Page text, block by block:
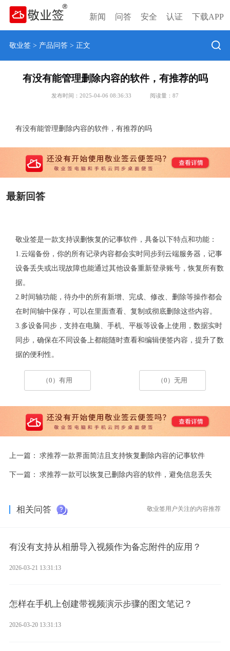
新闻 问答 安全 认证 下载APP
敬业签> 产品问答> 正文
有没有能管理删除内容的软件，有推荐的吗
发布时间：2025-04-06 08:36:33 阅读量： 87
有没有能管理删除内容的软件，有推荐的吗
最新回答
敬业签是一款支持误删恢复的记事软件，具备以下特点和功能：
1.云端备份，你的所有记录内容都会实时同步到云端服务器，记事
设备丢失或出现故障也能通过其他设备重新登录账号，恢复所有数
据。
2.时间轴功能，待办中的所有新增、完成、修改、删除等操作都会
在时间轴中保存，可以在里面查看、复制或彻底删除这些内容。
3.多设备同步，支持在电脑、手机、平板等设备上使用，数据实时
同步，确保在不同设备上都能随时查看和编辑便签内容，提升了数
据的便利性。
（0）有用 （0）无用
上一篇： 求推荐一款界面简洁且支持恢复删除内容的记事软件
下一篇： 求推荐一款可以恢复已删除内容的软件，避免信息丢失
相关问答 敬业签用户关注的内容推荐
有没有支持从相册导入视频作为备忘附件的应用？
2026-03-21 13:31:13
怎样在手机上创建带视频演示步骤的图文笔记？
2026-03-20 13:31:13